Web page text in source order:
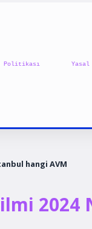
Yasal
hangi AVM
2024